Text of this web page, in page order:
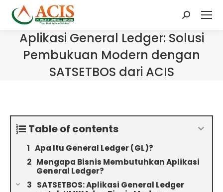
Search:
Aplikasi General Ledger: Solusi
Pembukuan Modern dengan
SATSETBOS dari ACIS
Table of contents
Apa Itu General Ledger (GL)?
Mengapa Bisnis Membutuhkan Aplikasi
General Ledger?
SATSETBOS: Aplikasi General Ledger